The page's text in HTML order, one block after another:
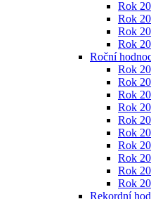
Rok
Rok
Rok
Rok
Roční
Rok
Rok
Rok
Rok
Rok
Rok
Rok
Rok
Rok
Rok
Rekordní